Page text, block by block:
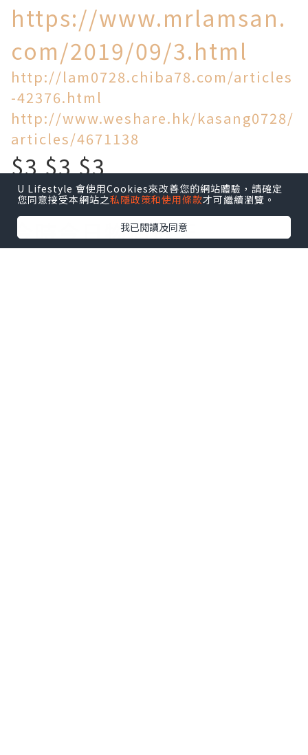
https://www.mrlamsan.
com/2019/09/3.html
http://lam0728.chiba78.com/articles
-42376.html
http://www.weshare.hk/kasang0728/
articles/4671138
$3 $3 $3
買到乜!
今時今日物價飛天
U Lifestyle 會使用Cookies來改善您的網站體驗，請確定
您同意接受本網站之私隱政策和使用條款才可繼續瀏覽。
我已閱讀及同意